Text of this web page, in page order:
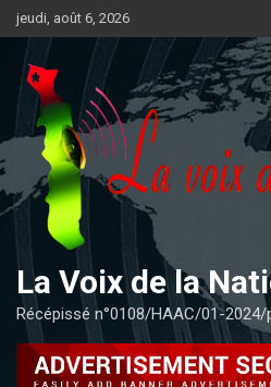
Aller
au
contenu
jeudi, août 6, 2026
La Voix de la
Récépissé n°0108/HAAC/01-2024/